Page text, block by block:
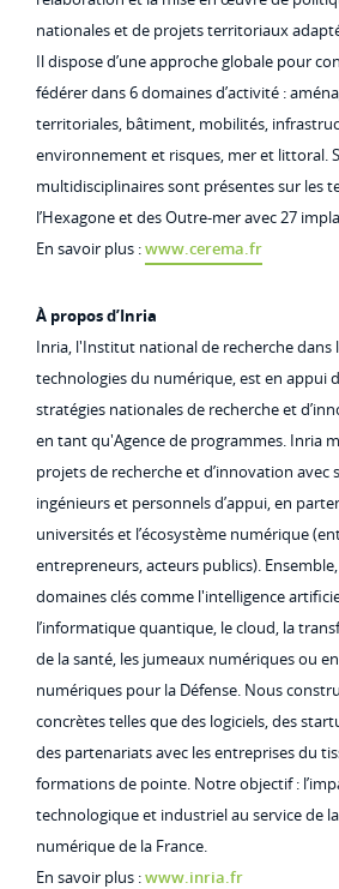
nationales et de projets territoriaux
Il dispose d’une approche globale pour
fédérer dans 6 domaines d’activité :
territoriales, bâtiment, mobilités,
environnement et risques, mer et littoral.
multidisciplinaires sont présentes sur les
l’Hexagone et des Outre-mer avec 27
En savoir plus :www.cerema.fr
À propos d’Inria
Inria, l'Institut national de recherche dans
technologies du numérique, est en appui
stratégies nationales de recherche et
en tant qu'Agence de programmes. Inria
projets de recherche et d’innovation avec
ingénieurs et personnels d’appui, en
universités et l’écosystème numérique
entrepreneurs, acteurs publics).
domaines clés comme l'intelligence
l’informatique quantique, le cloud, la
de la santé, les jumeaux numériques ou
numériques pour la Défense. Nous
concrètes telles que des logiciels, des
des partenariats avec les entreprises du
formations de pointe. Notre objectif :
technologique et industriel au service de
numérique de la France.
En savoir plus :www.inria.fr